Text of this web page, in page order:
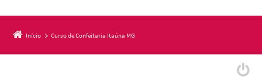
Início Curso de Confeitaria Itaúna MG